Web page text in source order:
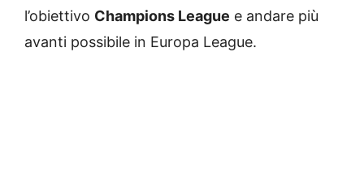
l’obiettivo Champions League e andare più
avanti possibile in Europa League.